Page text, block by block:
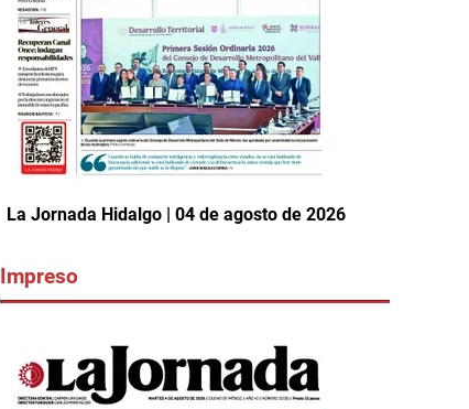
La Jornada Hidalgo | 04 de agosto de 2026
Impreso